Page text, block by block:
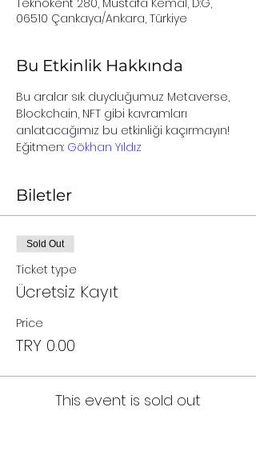
Teknokent 280, Mustafa Kemal, D:G,
06510 Çankaya/Ankara, Türkiye
Bu Etkinlik Hakkında
Bu aralar sık duyduğumuz Metaverse,
Blockchain, NFT gibi kavramları
anlatacağımız bu etkinliği kaçırmayın!
Eğitmen: Gökhan Yıldız
Biletler
Sold Out
Ticket type
Ücretsiz Kayıt
Price
TRY 0.00
This event is sold out